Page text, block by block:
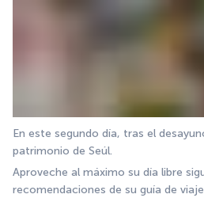
En este segundo día, tras el
patrimonio de Seúl.
Aproveche al máximo su día libre
recomendaciones de su guía de